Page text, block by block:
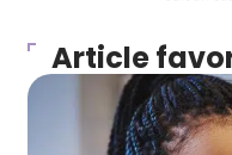
Article